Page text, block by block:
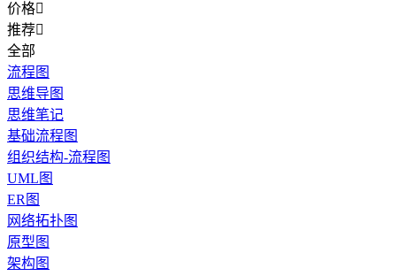
价格
推荐
全部
流程图
思维导图
思维笔记
基础流程图
组织结构-流程图
UML图
ER图
网络拓扑图
原型图
架构图